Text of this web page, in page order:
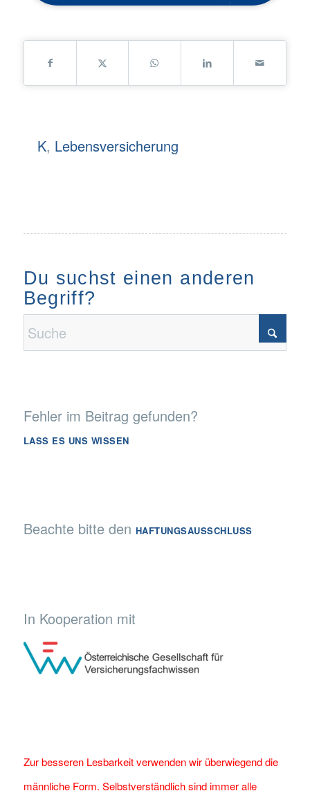
K, Lebensversicherung
Du suchst einen anderen
Begriff?
Fehler im Beitrag gefunden?
LASS ES UNS WISSEN
Beachte bitte den HAFTUNGSAUSSCHLUSS
In Kooperation mit
Zur besseren Lesbarkeit verwenden wir überwiegend die
männliche Form. Selbstverständlich sind immer alle